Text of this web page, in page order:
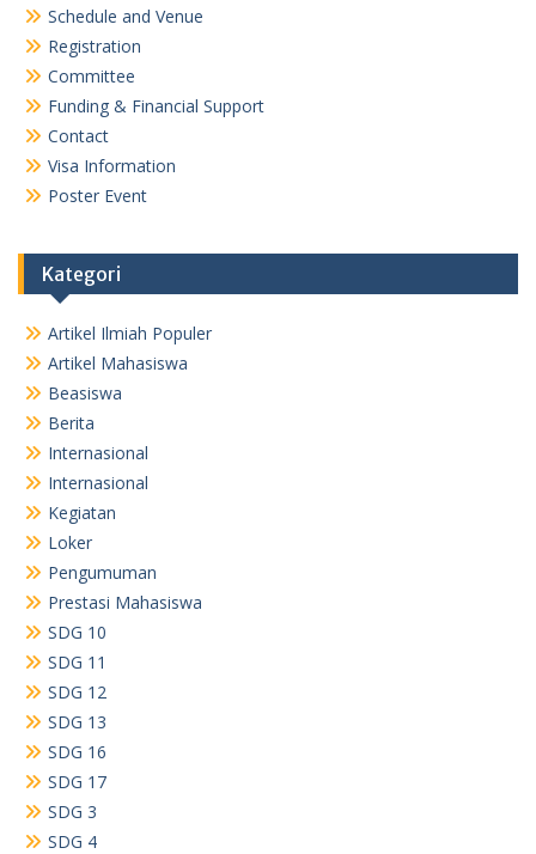
Schedule and Venue
Registration
Committee
Funding & Financial Support
Contact
Visa Information
Poster Event
Kategori
Artikel Ilmiah Populer
Artikel Mahasiswa
Beasiswa
Berita
Internasional
Internasional
Kegiatan
Loker
Pengumuman
Prestasi Mahasiswa
SDG 10
SDG 11
SDG 12
SDG 13
SDG 16
SDG 17
SDG 3
SDG 4